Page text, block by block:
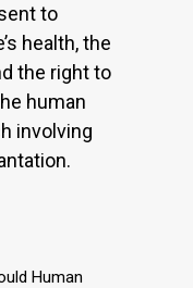
to
health, the
the right to
human
involving
Human